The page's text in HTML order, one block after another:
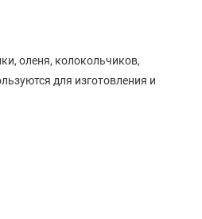
оленя, колокольчиков,
для изготовления и